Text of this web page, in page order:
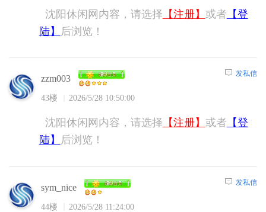
沈阳休闲网内容，请选择 【注册】 或者 【登
陆】
后浏览！
zzm003
43楼 2026/5/28 10:50:00
发私信
沈阳休闲网内容，请选择 【注册】 或者 【登
陆】
后浏览！
sym_nice
44楼 2026/5/28 11:24:00
发私信